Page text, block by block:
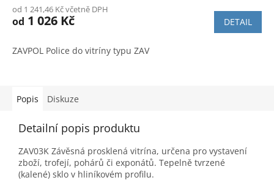
produktu
je
z
5
od 1 241,46 Kč včetně DPH
od 1 026 Kč DETAIL
ZAVPOL Police do vitríny typu ZAV
Popis Diskuze
Detailní popis produktu
ZAV03K Závěsná prosklená vitrína, určena pro vystavení
zboží, trofejí, pohárů či exponátů. Tepelně tvrzené
(kalené) sklo v hliníkovém profilu.